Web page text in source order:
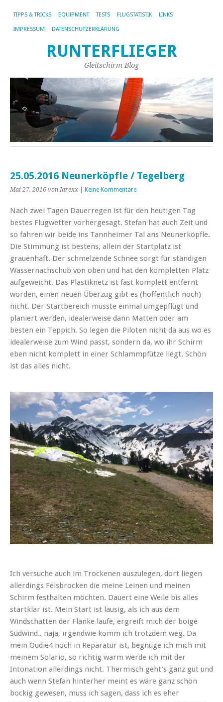
TIPPS & TRICKS EQUIPMENT TESTS FLUGSTATISTIK LINKS
IMPRESSUM DATENSCHUTZERKLÄRUNG
RUNTERFLIEGER
Gleitschirm Blog
25.05.2016 Neunerköpfle / Tegelberg
Mai 27, 2016 von Iarexx Keine Kommentare
Nach zwei Tagen Dauerregen ist für den heutigen Tag
bestes Flugwetter vorhergesagt. Stefan hat auch Zeit und
so fahren wir beide ins Tannheimer Tal ans Neunerköpfle.
Die Stimmung ist bestens, allein der Startplatz ist
grauenhaft. Der schmelzende Schnee sorgt für ständigen
Wassernachschub von oben und hat den kompletten Platz
aufgeweicht. Das Plastiknetz ist fast komplett entfernt
worden, einen neuen Überzug gibt es (hoffentlich noch)
nicht. Der Startbereich müsste einmal umgepflügt und
planiert werden, idealerweise dann Matten oder am
besten ein Teppich. So legen die Piloten nicht da aus wo es
idealerweise zum Wind passt, sondern da, wo ihr Schirm
eben nicht komplett in einer Schlammpfütze liegt. Schön
ist das alles nicht.
Ich versuche auch im Trockenen auszulegen, dort liegen
allerdings Felsbrocken die meine Leinen und meinen
Schirm festhalten möchten. Dauert eine Weile bis alles
startklar ist. Mein Start ist lausig, als ich aus dem
Windschatten der Flanke laufe, ergreift mich der böige
Südwind.. naja, irgendwie komm ich trotzdem weg. Da
mein Oudie4 noch in Reparatur ist, begnüge ich mich mit
meinem Solario, so richtig warm werde ich mit der
Intonation allerdings nicht. Thermisch geht’s ganz gut und
auch wenn Stefan hinterher meint es wäre ganz schön
bockig gewesen, muss ich sagen, dass ich es eher